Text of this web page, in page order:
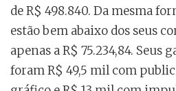
de R$ 498.840. Da mesma
estão bem abaixo dos seus
apenas a R$ 75.234,84. Seus
foram R$ 49,5 mil com